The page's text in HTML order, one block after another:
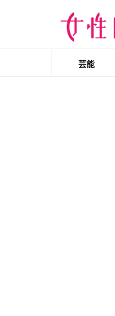
芸能